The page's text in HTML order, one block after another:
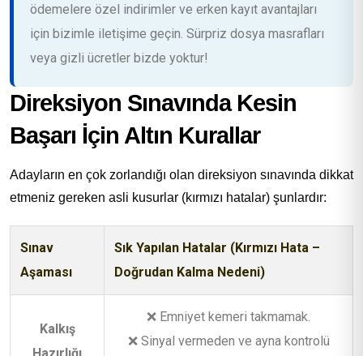
ödemelere özel indirimler ve erken kayıt avantajları
için bizimle iletişime geçin. Sürpriz dosya masrafları
veya gizli ücretler bizde yoktur!
Direksiyon Sınavında Kesin
Başarı İçin Altın Kurallar
Adayların en çok zorlandığı olan direksiyon sınavında dikkat
etmeniz gereken asli kusurlar (kırmızı hatalar) şunlardır:
Sınav
Aşaması
Sık Yapılan Hatalar (Kırmızı Hata –
Doğrudan Kalma Nedeni)
Kalkış
❌ Emniyet kemeri takmamak.
❌ Sinyal vermeden ve ayna kontrolü